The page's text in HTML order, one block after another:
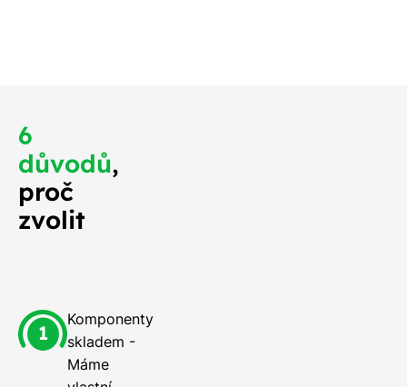
6
důvodů,
proč
zvolit
Komponenty
skladem -
Máme